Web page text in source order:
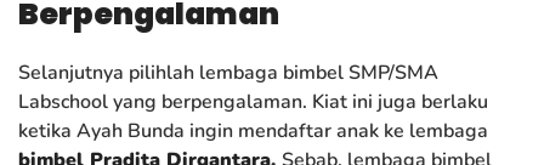
Berpengalaman
Selanjutnya pilihlah lembaga bimbel SMP/SMA
Labschool yang berpengalaman. Kiat ini juga berlaku
ketika Ayah Bunda ingin mendaftar anak ke lembaga